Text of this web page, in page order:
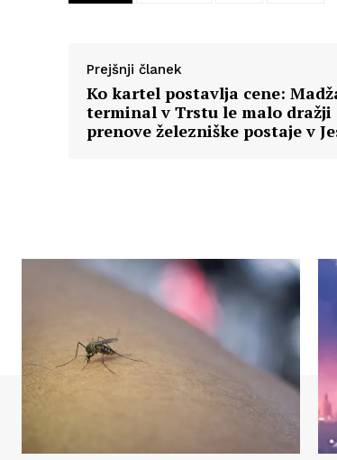
Prejšnji članek
Ko kartel postavlja cene:
terminal v Trstu le malo dražji
prenove železniške postaje v